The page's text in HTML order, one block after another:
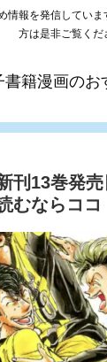
情報を発信してい
方は是非ご覧くだ
書籍漫画のお
刊13巻発
むならココ